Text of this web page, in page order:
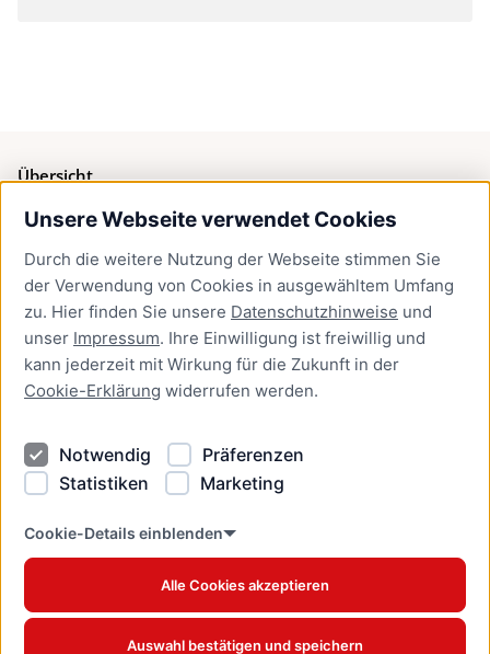
Unsere Webseite verwendet Cookies
Durch die weitere Nutzung der Webseite stimmen Sie
der Verwendung von Cookies in ausgewähltem Umfang
zu. Hier finden Sie unsere Datenschutzhinweise und
unser Impressum. Ihre Einwilligung ist freiwillig und
kann jederzeit mit Wirkung für die Zukunft in der
Cookie-Erklärung widerrufen werden.
Notwendig
Präferenzen
Statistiken
Marketing
Cookie-Details einblenden
Alle Cookies akzeptieren
Auswahl bestätigen und speichern
Übersicht
Bürgerservice
Presse
Newsletter Lübeck:kompakt
Kontakt
Kontakt
Datenschutzhinweise
Barrierefreiheit
Cookie Erklärung
www.luebeck.de